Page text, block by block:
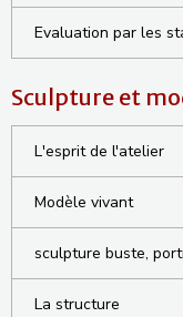
Evaluation par les
Sculpture et
L'esprit de l'atelier
Modèle vivant
sculpture buste,
La structure